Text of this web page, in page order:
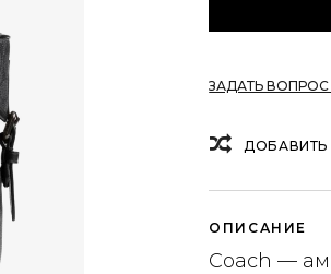
ЗАДАТЬ
ДОБАВИТЬ
ОПИСАНИЕ
Coach —